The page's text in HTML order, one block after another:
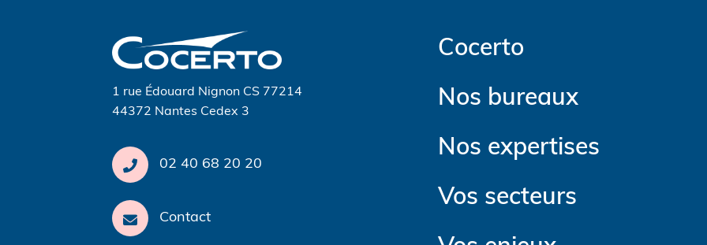
1 rue Édouard Nignon CS 77214
44372 Nantes Cedex 3
02 40 68 20 20
Contact
Cocerto
Nos bureaux
Nos expertises
Vos secteurs